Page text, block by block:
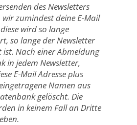
des Newsletters
zumindest deine E-Mail
wird so lange
so lange der Newsletter
Nach einer Abmeldung
in jedem Newsletter,
E-Mail Adresse plus
Namen aus
gelöscht. Die
in keinem Fall an Dritte